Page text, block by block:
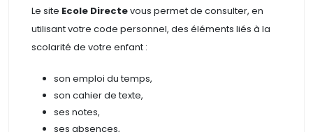
Le site Ecole Directevous permet de consulter, en
utilisant votre code personnel, des éléments liés à la
scolarité de votre enfant :
son emploi du temps,
son cahier de texte,
ses notes,
ses absences,